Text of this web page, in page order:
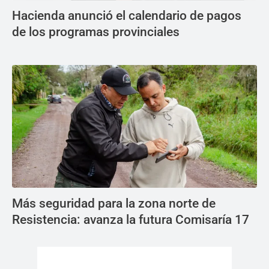
Hacienda anunció el calendario de pagos
de los programas provinciales
Más seguridad para la zona norte de
Resistencia: avanza la futura Comisaría 17